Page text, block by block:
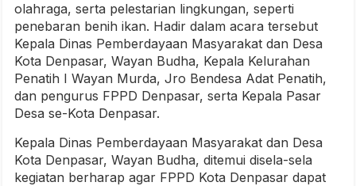
olahraga, serta pelestarian lingkungan, seperti
penebaran benih ikan. Hadir dalam acara tersebut
Kepala Dinas Pemberdayaan Masyarakat dan Desa
Kota Denpasar, Wayan Budha, Kepala Kelurahan
Penatih I Wayan Murda, Jro Bendesa Adat Penatih,
dan pengurus FPPD Denpasar, serta Kepala Pasar
Desa se-Kota Denpasar.
Kepala Dinas Pemberdayaan Masyarakat dan Desa
Kota Denpasar, Wayan Budha, ditemui disela-sela
kegiatan berharap agar FPPD Kota Denpasar dapat